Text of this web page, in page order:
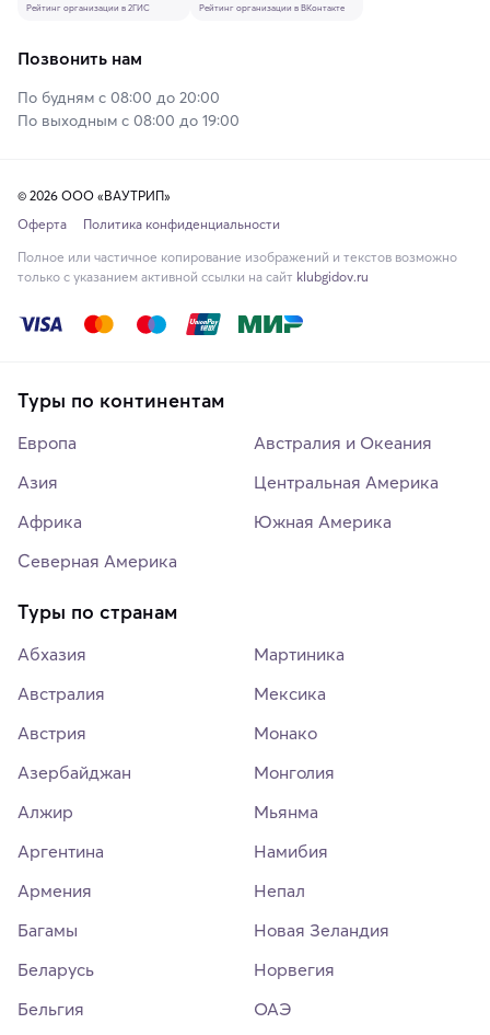
Рейтинг организации в 2ГИС Рейтинг организации в ВКонтакте
Позвонить нам
По будням с 08:00 до 20:00
По выходным с 08:00 до 19:00
© 2026 ООО «ВАУТРИП»
Оферта
Политика конфиденциальности
Полное или частичное копирование изображений и текстов возможно
только с указанием активной ссылки на сайт klubgidov.ru
Туры по континентам
Европа
Азия
Африка
Северная Америка
Австралия и Океания
Центральная Америка
Южная Америка
Туры по странам
Абхазия
Австралия
Австрия
Азербайджан
Алжир
Аргентина
Армения
Багамы
Беларусь
Бельгия
Мартиника
Мексика
Монако
Монголия
Мьянма
Намибия
Непал
Новая Зеландия
Норвегия
ОАЭ